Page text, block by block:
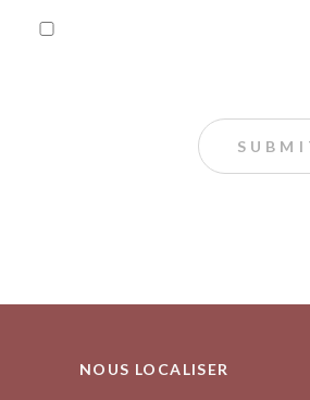
NOUS LOCALISER